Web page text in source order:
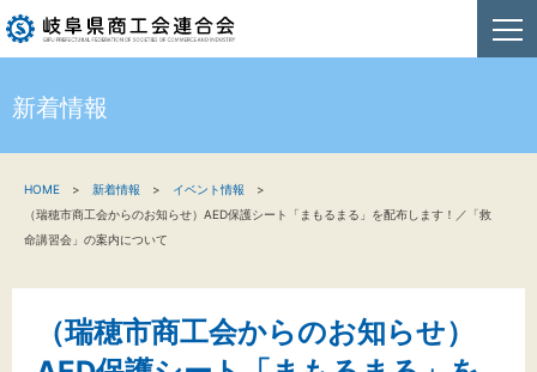
新着情報
商工会連合会について
新着情報
HOME 新着情報
イベント情報
（瑞穂市商工会からのお知らせ）AED保護シート「まもるまる」を配布します！／「救
命講習会」の案内について
（瑞穂市商工会からのお知らせ）